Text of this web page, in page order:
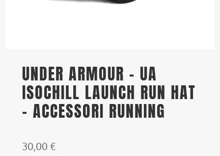
UNDER ARMOUR – UA
ISOCHILL LAUNCH RUN HAT
– ACCESSORI RUNNING
30,00 €